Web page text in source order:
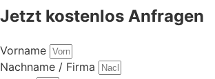
Jetzt kostenlos Anfragen
Vorname
Nachname / Firma